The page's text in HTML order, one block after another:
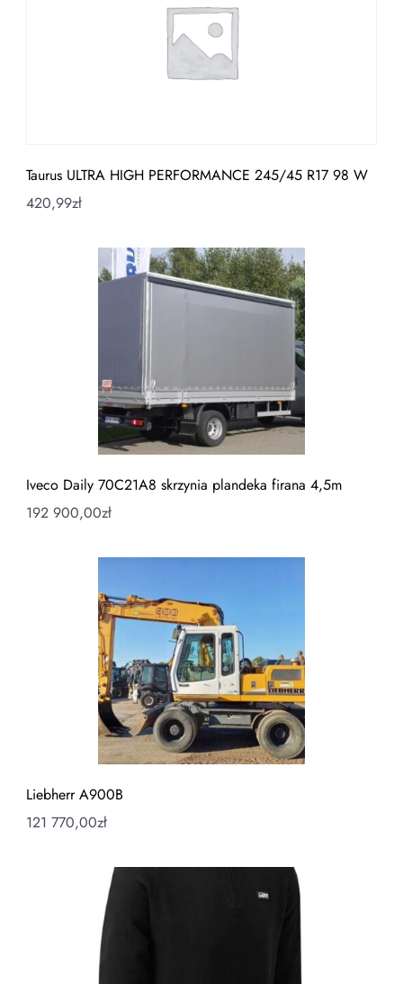
Taurus ULTRA HIGH PERFORMANCE 245/45 R17 98 W
420,99zł
Iveco Daily 70C21A8 skrzynia plandeka firana 4,5m
192 900,00zł
Liebherr A900B
121 770,00zł